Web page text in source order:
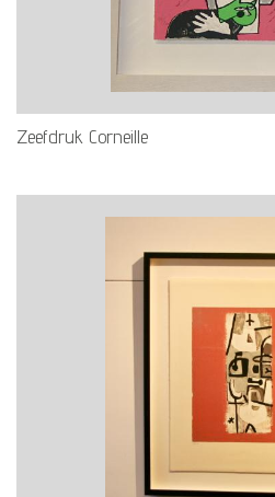
Zeefdruk Corneille